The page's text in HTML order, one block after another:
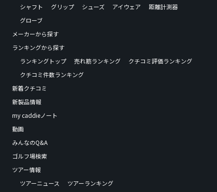
シャフト
グリップ シューズ アイウェア
距離計測器
グローブ
メーカーから探す
ランキングから探す
ランキングトップ
売れ筋ランキング
クチコミ評価ランキング
クチコミ件数ランキング
新着クチコミ
新製品情報
my caddieノート
動画
みんなのQ&A
ゴルフ場検索
ツアー情報
ツアーニュース
ツアーランキング